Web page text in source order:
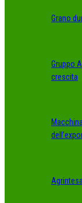
Grano
Gruppo
crescita